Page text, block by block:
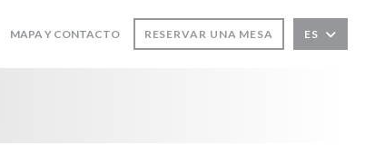
MAPA Y CONTACTO RESERVAR UNA MESA ES